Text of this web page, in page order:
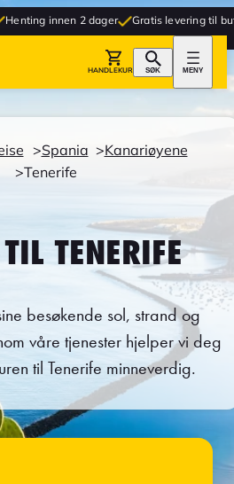
2 dager Gratis levering til butikk
HANDLEKURV SØK MENY
Spania
Kanariøyene
Tenerife
TENERIFE
besøkende sol, strand og
våre tjenester hjelper vi deg
til Tenerife minneverdig.